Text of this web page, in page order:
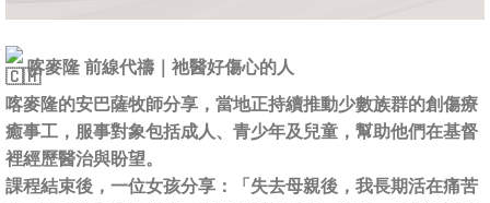
喀麥隆 前線代禱｜祂醫好傷心的人
喀麥隆的安巴薩牧師分享，當地正持續推動少數族群的創傷療
癒事工，服事對象包括成人、青少年及兒童，幫助他們在基督
裡經歷醫治與盼望。
課程結束後，一位女孩分享：「失去母親後，我長期活在痛苦